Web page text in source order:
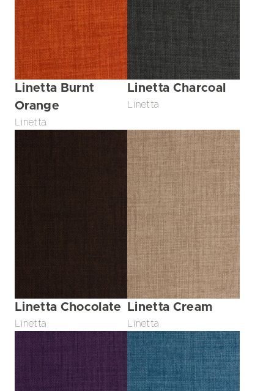
Linetta Burnt
Orange
Linetta
Linetta Charcoal
Linetta
Linetta Chocolate
Linetta
Linetta Cream
Linetta